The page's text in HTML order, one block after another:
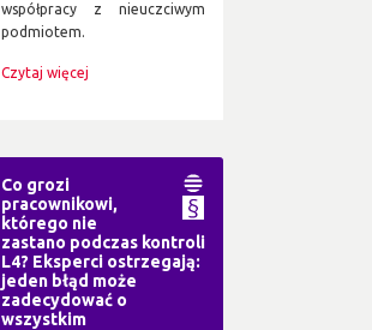
współpracy z nieuczciwym
podmiotem.
Czytaj więcej
Co grozi
pracownikowi,
którego nie
zastano podczas kontroli
L4? Eksperci ostrzegają:
jeden błąd może
zadecydować o
wszystkim